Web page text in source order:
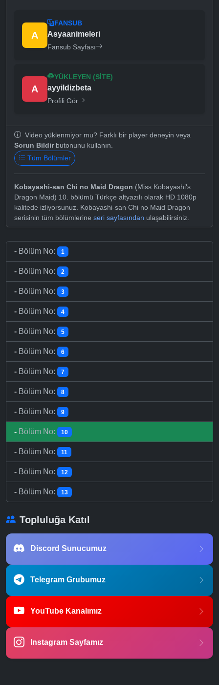
A
FANSUB
Asyaanimeleri
Fansub Sayfası
A
YÜKLEYEN (SITE)
ayyildizbeta
Profili Gör
Video yüklenmiyor mu? Farklı bir player deneyin veya
Sorun Bildirbutonunu kullanın.
Tüm Bölümler
Kobayashi-san Chi no Maid Dragon (Miss Kobayashi's
Dragon Maid) 10. bölümü Türkçe altyazılı olarak HD 1080p
kalitede izliyorsunuz. Kobayashi-san Chi no Maid Dragon
serisinin tüm bölümlerine seri sayfasından ulaşabilirsiniz.
- Bölüm No: 1
- Bölüm No: 2
- Bölüm No: 3
- Bölüm No: 4
- Bölüm No: 5
- Bölüm No: 6
- Bölüm No: 7
- Bölüm No: 8
- Bölüm No: 9
- Bölüm No: 10
- Bölüm No: 11
- Bölüm No: 12
- Bölüm No: 13
Topluluğa Katıl
Discord Sunucumuz
Telegram Grubumuz
YouTube Kanalımız
Instagram Sayfamız